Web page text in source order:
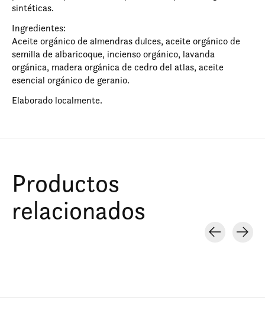
sintéticas.
Ingredientes:
Aceite orgánico de almendras dulces, aceite orgánico de
semilla de albaricoque, incienso orgánico, lavanda
orgánica, madera orgánica de cedro del atlas, aceite
esencial orgánico de geranio.
Elaborado localmente.
Productos
relacionados